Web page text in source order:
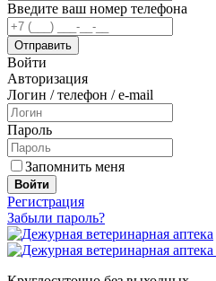
Введите ваш номер телефона
Войти
Авторизация
Логин / телефон / e-mail
Пароль
Запомнить меня
Войти
Регистрация
Забыли пароль?